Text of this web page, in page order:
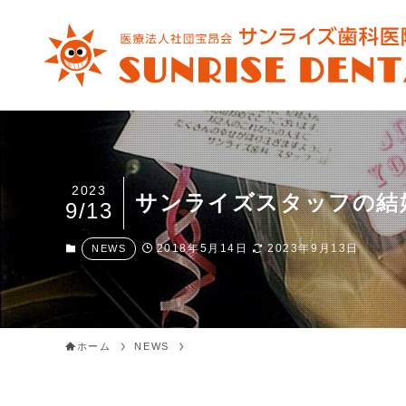
サンライズスタッフの結
2023
9/13
NEWS 2018年5月14日 2023年9月13日
ホーム NEWS